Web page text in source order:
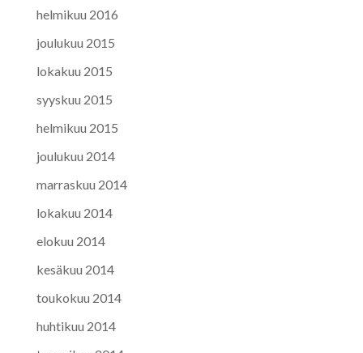
helmikuu 2016
joulukuu 2015
lokakuu 2015
syyskuu 2015
helmikuu 2015
joulukuu 2014
marraskuu 2014
lokakuu 2014
elokuu 2014
kesäkuu 2014
toukokuu 2014
huhtikuu 2014